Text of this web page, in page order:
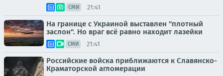
СМИ 21:41
На границе с Украиной выставлен "плотный
заслон". Но враг всё равно находит лазейки
СМИ 21:41
Российские войска приближаются к Славянско-
Краматорской агломерации